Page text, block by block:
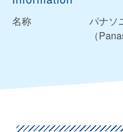
名称
パナソ
（